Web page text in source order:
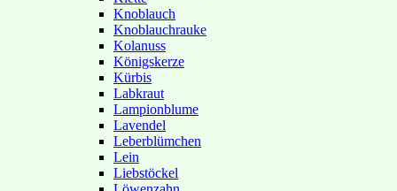
Knoblauch
Knoblauchrauke
Kolanuss
Königskerze
Kürbis
Labkraut
Lampionblume
Lavendel
Leberblümchen
Lein
Liebstöckel